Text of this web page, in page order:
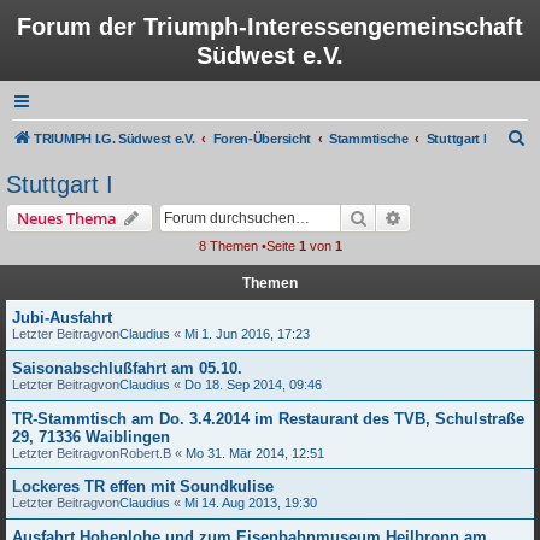
Forum der Triumph-Interessengemeinschaft
Südwest e.V.
TRIUMPH I.G. Südwest e.V. Foren-Übersicht Stammtische Stuttgart I
Stuttgart I
Neues Thema Suche
8 Themen •Seite 1 von 1
Themen
Jubi-Ausfahrt
Letzter BeitragvonClaudius « Mi 1. Jun 2016, 17:23
Saisonabschlußfahrt am 05.10.
Letzter BeitragvonClaudius « Do 18. Sep 2014, 09:46
TR-Stammtisch am Do. 3.4.2014 im Restaurant des TVB, Schulstraße
29, 71336 Waiblingen
Letzter BeitragvonRobert.B « Mo 31. Mär 2014, 12:51
Lockeres TR effen mit Soundkulise
Letzter BeitragvonClaudius « Mi 14. Aug 2013, 19:30